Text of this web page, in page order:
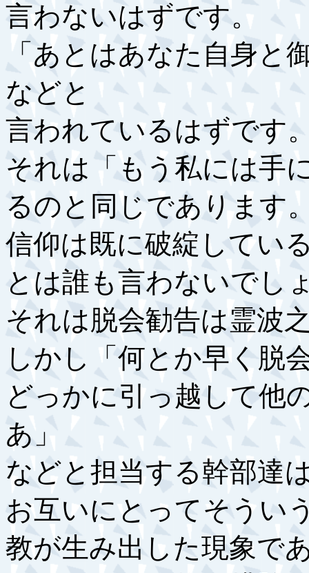
言わないはずです。
「あとはあなた自身と
などと
言われているはずです
それは「もう私には手
るのと同じであります
信仰は既に破綻してい
とは誰も言わないでし
それは脱会勧告は霊波
しかし「何とか早く脱
どっかに引っ越して他
あ」
などと担当する幹部達
お互いにとってそうい
教が生み出した現象で